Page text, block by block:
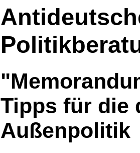
Tipps für die
Außenpolitik